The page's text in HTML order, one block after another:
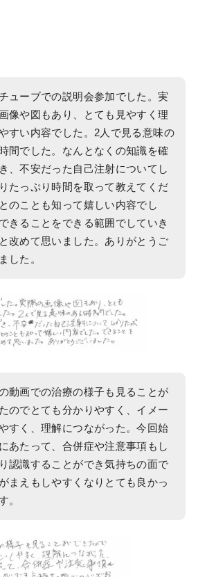
ューブでの説明会参加でした。実
像や図もあり、とても見やすく理
すい内容でした。2人で見る意味の
間でした。なんとなくの知識を確
、不安だった自己注射についてし
たっぷり時間を取って教えてくだ
のことも知って嬉しい内容でし
きることをできる範囲でしていき
改めて思いました。ありがとうご
した。
動画での治療の様子も見ることが
のでとても分かりやすく、イメー
すく、理解につながった。今回始
あたって、合併症や注意事項もし
認識することができ気持ちの面で
まえもしやすくなりとても良かっ
。